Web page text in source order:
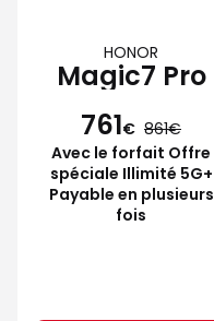
HONOR
Magic7 Pro
761€ 861
Avec le forfait Offre
spéciale Illimité 5G+
Payable en plusieurs
fois